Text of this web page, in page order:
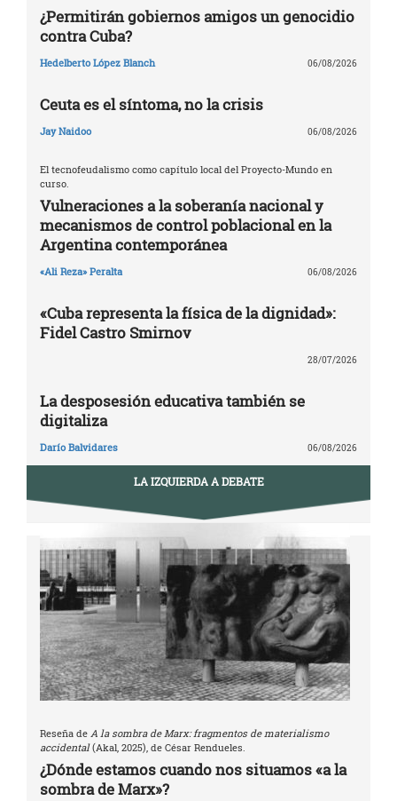
¿Permitirán gobiernos amigos un genocidio
contra Cuba?
Hedelberto López Blanch 06/08/2026
Ceuta es el síntoma, no la crisis
Jay Naidoo 06/08/2026
El tecnofeudalismo como capítulo local del Proyecto-Mundo en
curso.
Vulneraciones a la soberanía nacional y
mecanismos de control poblacional en la
Argentina contemporánea
«Ali Reza» Peralta 06/08/2026
«Cuba representa la física de la dignidad»:
Fidel Castro Smirnov
28/07/2026
La desposesión educativa también se
digitaliza
Darío Balvidares 06/08/2026
LA IZQUIERDA A DEBATE
Reseña de A la sombra de Marx: fragmentos de materialismo
accidental(Akal, 2025), de César Rendueles.
¿Dónde estamos cuando nos situamos «a la
sombra de Marx»?